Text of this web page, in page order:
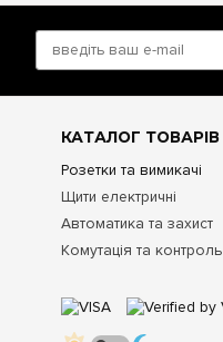
КАТАЛОГ ТОВАРІВ
Розетки та вимикачі
Щити електричні
Автоматика та захист
Комутація та контроль